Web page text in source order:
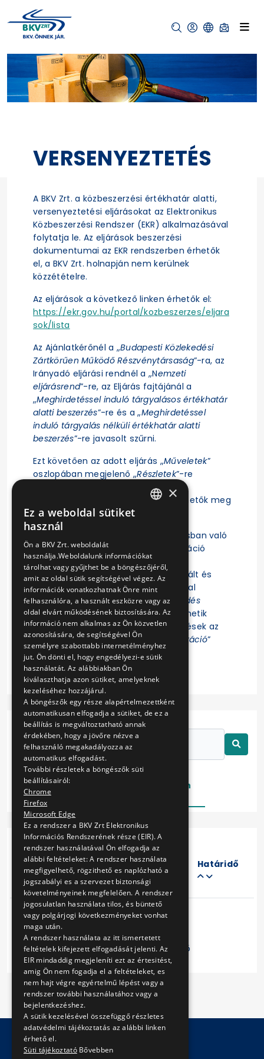
VERSENYEZTETÉS
A BKV Zrt. a közbeszerzési értékhatár alatti,
versenyeztetési eljárásokat az Elektronikus
Közbeszerzési Rendszer (EKR) alkalmazásával
folytatja le. Az eljárások beszerzési
dokumentumai az EKR rendszerben érhetők
el, a BKV Zrt. holnapján nem kerülnek
közzétételre.
Az eljárások a következő linken érhetők el:
https://ekr.gov.hu/portal/kozbeszerzes/eljara
sok/lista
Az Ajánlatkérőnél a „Budapesti Közlekedési
Zártkörűen Működő Részvénytársaság”-ra, az
Irányadó eljárási rendnél a „Nemzeti
eljárásrend”-re, az Eljárás fajtájánál a
„Meghirdetéssel induló tárgyalásos értékhatár
alatti beszerzés”-re és a „Meghirdetéssel
induló tárgyalás nélküli értékhatár alatti
beszerzés”-re javasolt szűrni.
Ezt követően az adott eljárás „Műveletek”
oszlopában megjelenő „Részletek”-re
kattintás után érhető el az eljárás
ajánlattételi felhívása, illetve tekinthetők meg
az eljárásra vonatkozó főbb adatok.
Felhívjuk a figyelmet, hogy az eljárásban való
részvételhez az EKR-be való regisztráció
szükséges! Az eljárás további
dokumentumait az EKR-ben regisztrált és
ajánlat összeállítására jogosultsággal
rendelkező Felhasználók az „Érdeklődés
jelzése” funkció indítása után tekinthetik
meg. Az eljárással kapcsolatos kérdések az
EKR-ben erre létrehozott „
Kommunikáció”
felületen tehetők fel.
Folyamatban
Cím
Eljárás
száma
Határidő
Előző 1 Következő
×
Ez a weboldal sütiket
használ
Ön a BKV Zrt. weboldalát
használja.Weboldalunk információkat
tárolhat vagy gyűjthet be a böngészőjéről,
amit az oldal sütik segítségével végez. Az
információk vonatkozhatnak Önre mint
felhasználóra, a használt eszközre vagy az
oldal elvárt működésének biztosítására. Az
információ nem alkalmas az Ön közvetlen
azonosítására, de segítségével Ön
személyre szabottabb internetélményhez
jut. Ön dönti el, hogy engedélyezi-e sütik
használatát. Az alábbiakban Ön
kiválaszthatja azon sütiket, amelyeknek
kezeléséhez hozzájárul.
A böngészők egy része alapértelmezettként
automatikusan elfogadja a sütiket, de ez a
beállítás is megváltoztatható annak
érdekében, hogy a jövőre nézve a
felhasználó megakadályozza az
automatikus elfogadást.
További részletek a böngészők süti
beállításairól:
Chrome
Firefox
Microsoft Edge
Ez a rendszer a BKV Zrt Elektronikus
Információs Rendszerének része (EIR). A
rendszer használatával Ön elfogadja az
alábbi feltételeket: A rendszer használata
megfigyelhető, rögzithető es naplózható a
jogszabályi es a szervezet biztonsági
követelményeinek megfelelően. A rendszer
jogosulatlan használata tilos, és büntető
vagy polgárjogi következményeket vonhat
maga után.
A rendszer használata az itt ismertetett
feltételek kifejezett elfogadását jelenti. Az
EIR mindaddig megjeleníti ezt az értesitést,
amig Ön nem fogadja el a feltételeket, es
nem hajt végre egyértelmű lépést vagy a
rendszer további használatához vagy a
bejelentkezéshez.
A sütik kezelésével összefüggő részletes
adatvédelmi tájékoztatás az alábbi linken
érhető el.
Süti tájékoztató Bővebben